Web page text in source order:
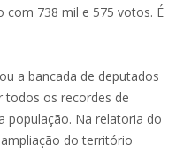
com 738 mil e 575 votos. É
a bancada de deputados
todos os recordes de
população. Na relatoria do
do território